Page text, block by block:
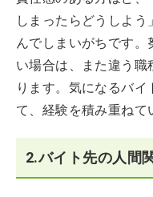
しまったらどうしよ
んでしまいがちです。
い場合は、また違う職
ります。気になるバ
て、経験を積み重ねて
2.バイト先の人間